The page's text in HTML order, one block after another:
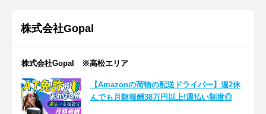
株式会社Gopal
株式会社Gopal ※高松エリア
【Amazonの荷物の配送ドライバー】週2休
んでも月額報酬38万円以上!週払い制度◎